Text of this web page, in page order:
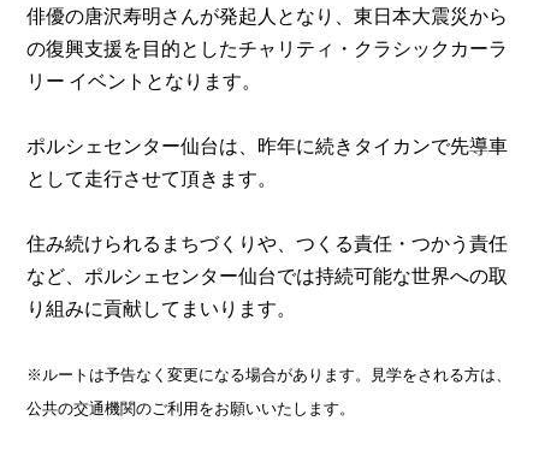
俳優の唐沢寿明さんが発起人となり、東日本大震災から
の復興支援を目的としたチャリティ・クラシックカーラ
リー イベントとなります。
ポルシェセンター仙台は、昨年に続きタイカンで先導車
として走行させて頂きます。
住み続けられるまちづくりや、つくる責任・つかう責任
など、ポルシェセンター仙台では持続可能な世界への取
り組みに貢献してまいります。
※ルートは予告なく変更になる場合があります。見学をされる方は、
公共の交通機関のご利用をお願いいたします。